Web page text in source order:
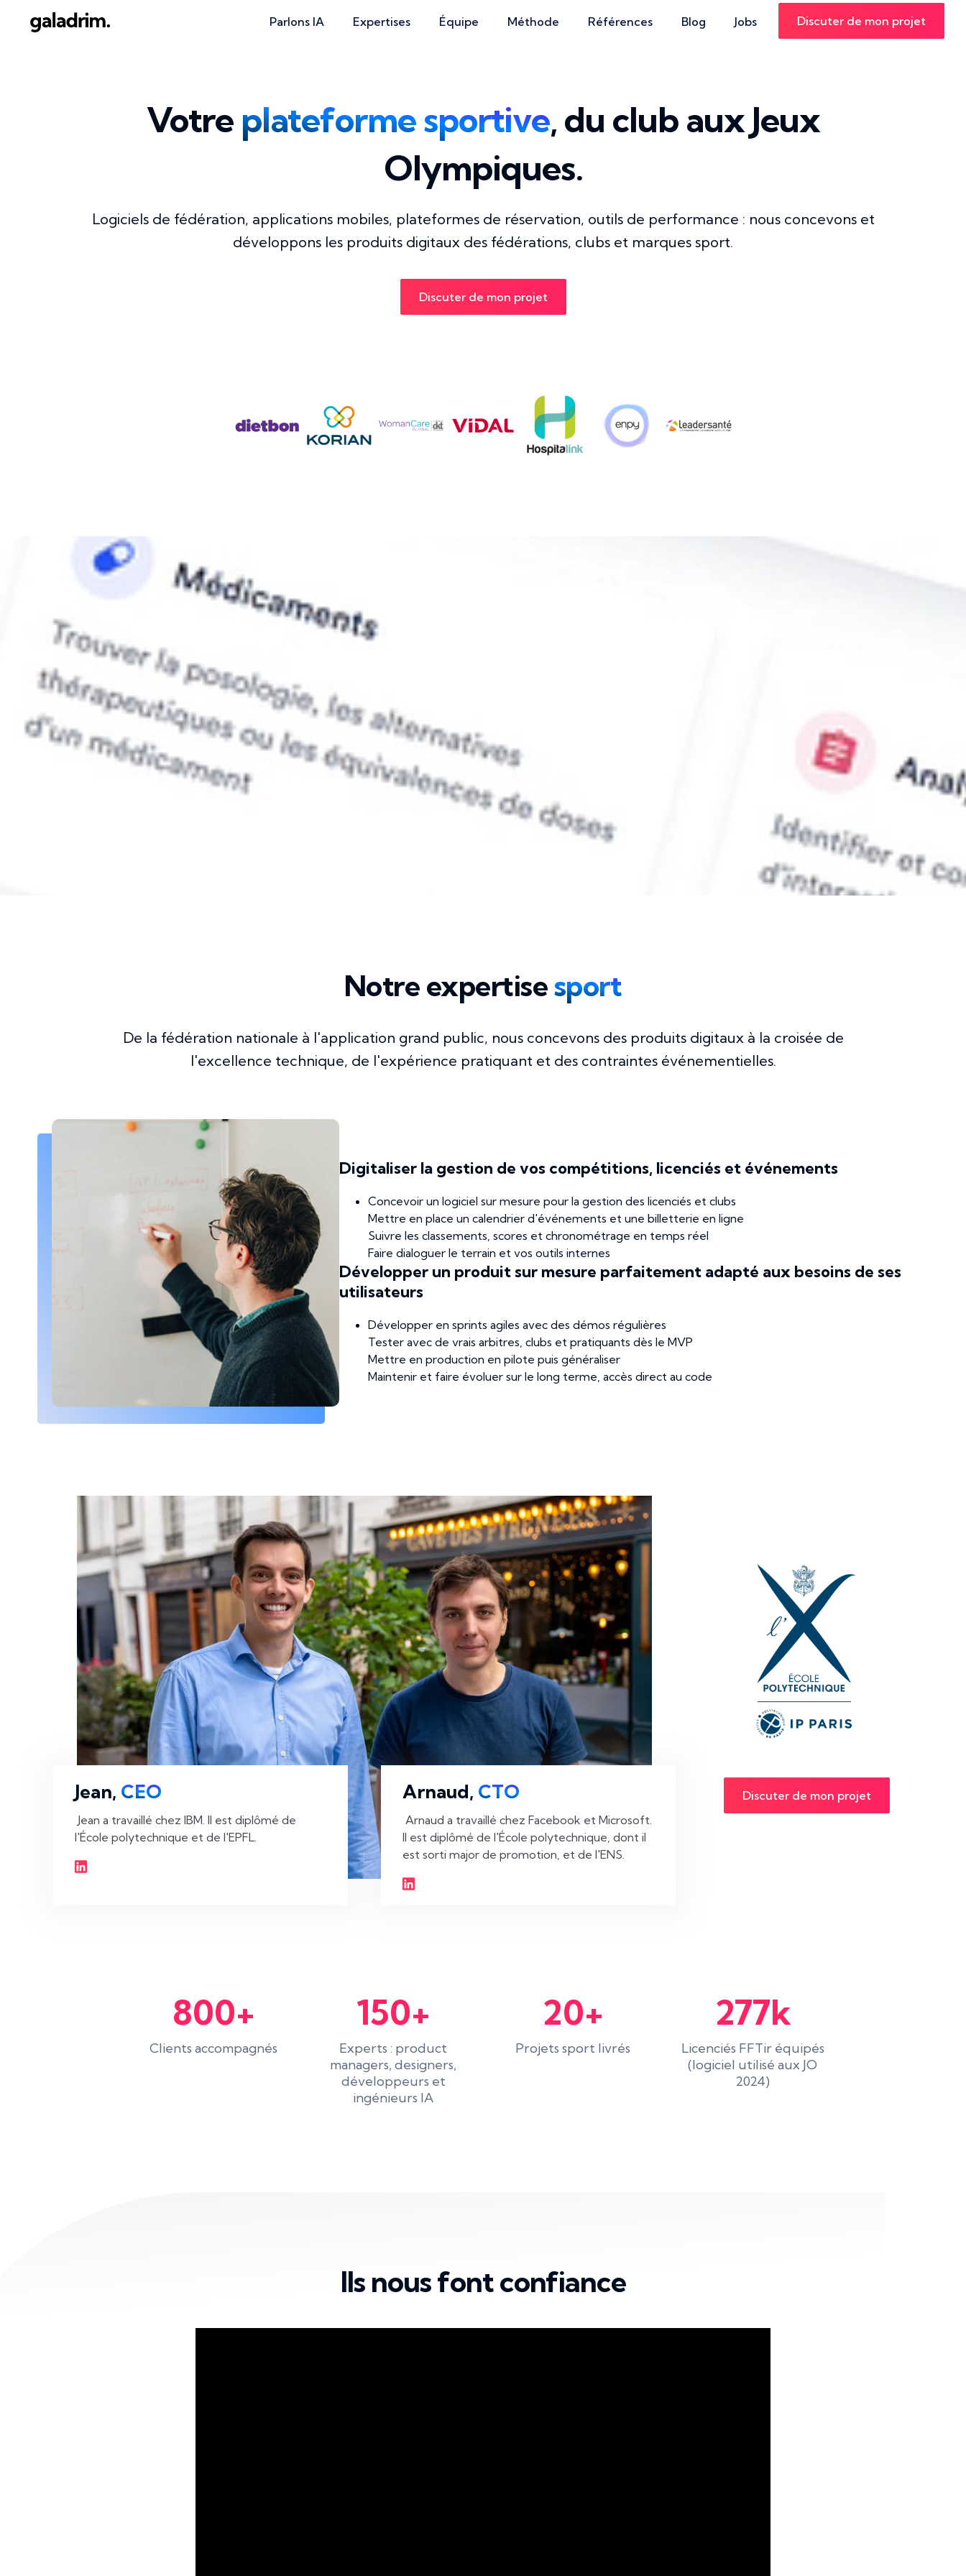
Parlons IA Expertises Équipe Méthode Références Blog Jobs Discuter de mon projet
Votre plateforme sportive, du club aux Jeux
Olympiques.
Logiciels de fédération, applications mobiles, plateformes de réservation, outils de performance : nous concevons et
développons les produits digitaux des fédérations, clubs et marques sport.
Discuter de mon projet
Notre expertisesport
De la fédération nationale à l'application grand public, nous concevons des produits digitaux à la croisée de
l'excellence technique, de l'expérience pratiquant et des contraintes événementielles.
Digitaliser la gestion de vos compétitions, licenciés et événements
Concevoir un logiciel sur mesure pour la gestion des licenciés et clubs
Mettre en place un calendrier d'événements et une billetterie en ligne
Suivre les classements, scores et chronométrage en temps réel
Faire dialoguer le terrain et vos outils internes
Développer un produit sur mesure parfaitement adapté aux besoins de ses
utilisateurs
Développer en sprints agiles avec des démos régulières
Tester avec de vrais arbitres, clubs et pratiquants dès le MVP
Mettre en production en pilote puis généraliser
Maintenir et faire évoluer sur le long terme, accès direct au code
Jean, CEO
l'École polytechnique et de l'EPFL.
Arnaud, CTO
Il est diplômé de l'École polytechnique, dont il
est sorti major de promotion, et de l'ENS.
Discuter de mon projet
800+
Clients accompagnés
150+
Experts : product
managers, designers,
développeurs et
ingénieurs IA
20+
Projets sport livrés
277k
Licenciés FFTir équipés
(logiciel utilisé aux JO
2024)
Ils nous font confiance